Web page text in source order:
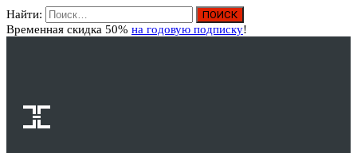
Найти:
Временная скидка 50% на годовую подписку!